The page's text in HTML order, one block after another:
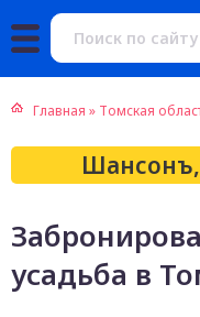
Главная » Томская
Шансонъ,
усадьба в